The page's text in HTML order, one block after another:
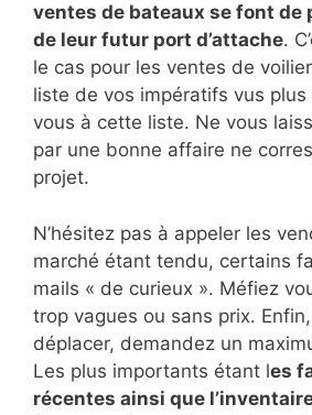
ventes de bateaux se font de
de leur futur port d’attache.
le cas pour les ventes de
liste de vos impératifs vus
vous à cette liste. Ne vous
par une bonne affaire ne
projet.
N’hésitez pas à appeler les
marché étant tendu, certains
mails « de curieux ». Méfiez
trop vagues ou sans prix.
déplacer, demandez un
Les plus importants étant les
récentes ainsi que